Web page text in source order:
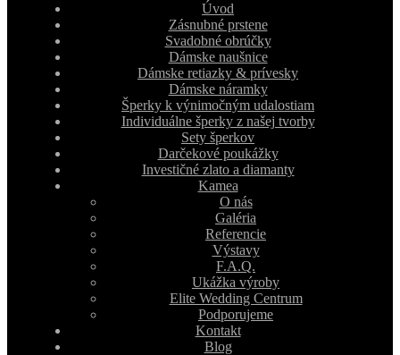
Úvod
Zásnubné prstene
Svadobné obrúčky
Dámske naušnice
Dámske retiazky & prívesky
Dámske náramky
Šperky k výnimočným udalostiam
Individuálne šperky z našej tvorby
Sety šperkov
Darčekové poukážky
Investičné zlato a diamanty
Kamea
O nás
Galéria
Referencie
Výstavy
F.A.Q.
Ukážka výroby
Elite Wedding Centrum
Podporujeme
Kontakt
Blog